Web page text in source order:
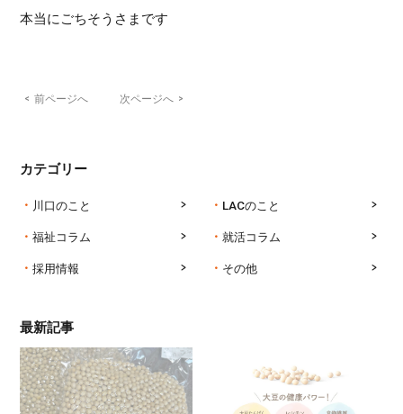
本当にごちそうさまです
< 前ページへ 次ページへ >
カテゴリー
川口のこと
LACのこと
福祉コラム
就活コラム
採用情報
その他
最新記事